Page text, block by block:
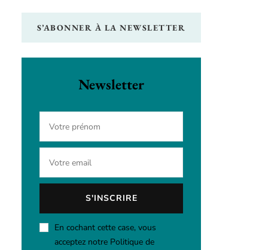
S’ABONNER À LA NEWSLETTER
Newsletter
En cochant cette case, vous
acceptez notre Politique de